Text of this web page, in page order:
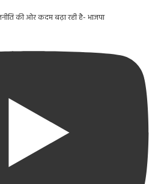
की ओर कदम बढ़ा रही है- भाजपा